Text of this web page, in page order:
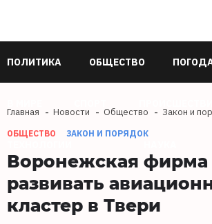
ПОЛИТИКА ОБЩЕСТВО
Главная Новости Общество Закон и
ОБЩЕСТВО ЗАКОН И ПОРЯДОК
Воронежская фирма
развивать
кластер в Твери